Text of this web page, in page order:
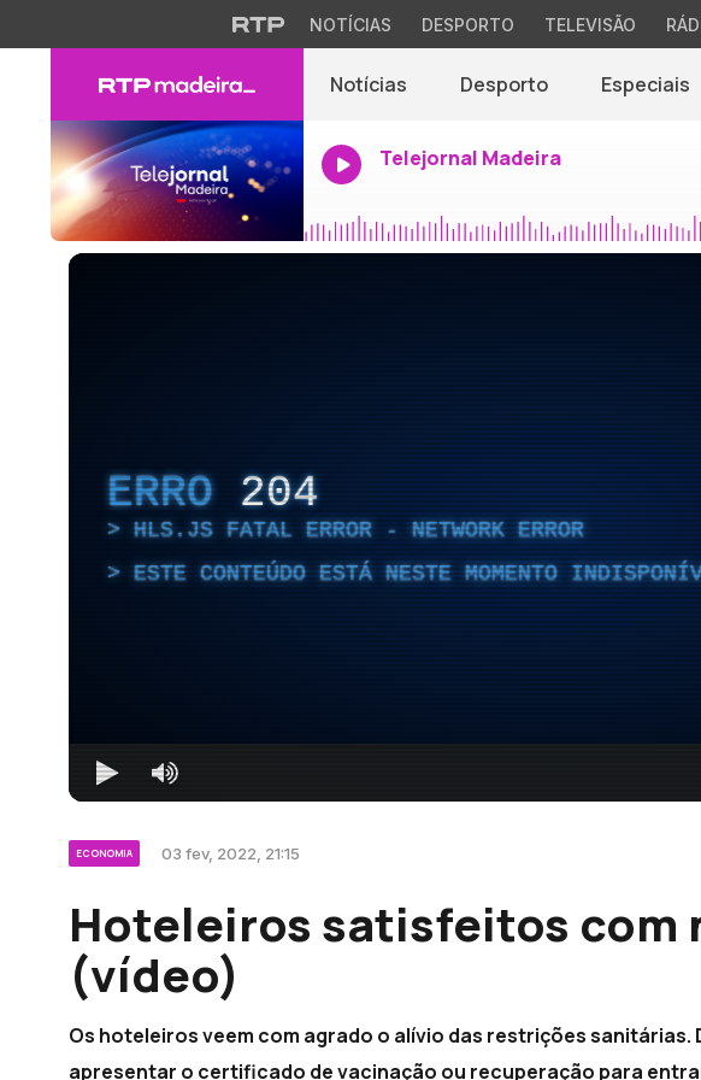
NOTÍCIAS DESPORTO TELEVISÃO
Notícias Desporto Especiais
Telejornal Madeira
ERRO 204
HLS.JS FATAL ERROR - NETWORK ERROR
ESTE CONTEÚDO ESTÁ NESTE MOMENTO
ECONOMIA 03 fev, 2022, 21:15
Hoteleiros satisfeitos com
(vídeo)
Os hoteleiros veem com agrado o alívio das restrições sanitárias.
apresentar o certificado de vacinação ou recuperação para